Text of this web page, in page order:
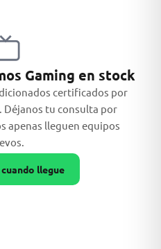
Gaming en stock
certificados por
tu consulta por
apenas lleguen equipos
llegue